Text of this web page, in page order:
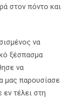
στον πόντο και
να
ξέσπασμα
να
μας παρουσίασε
τέλει στη